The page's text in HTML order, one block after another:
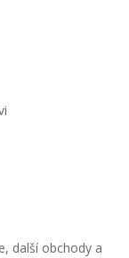
další obchody a